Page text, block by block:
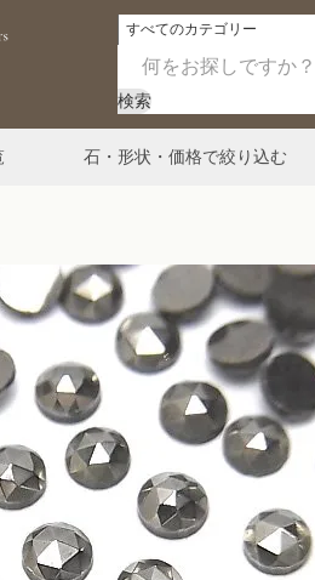
検索
石・形状・価格で絞り込む